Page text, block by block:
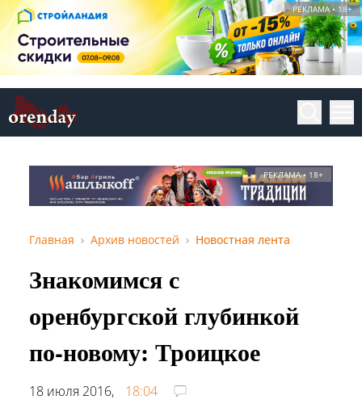
РЕКЛАМА • 18+
РЕКЛАМА • 18+
Главная Архив новостей Новостная лента
Знакомимся с
оренбургской глубинкой
по-новому: Троицкое
18 июля 2016, 18:04